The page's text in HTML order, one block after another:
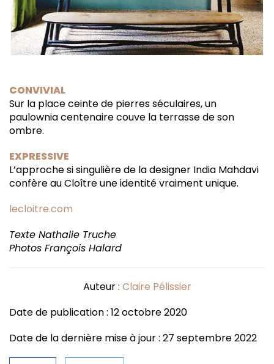
CONVIVIAL
Sur la place ceinte de pierres séculaires, un
paulownia centenaire couve la terrasse de son
ombre.
EXPRESSIVE
L’approche si singulière de la designer India Mahdavi
confère au Cloître une identité vraiment unique.
lecloitre.com
Texte Nathalie Truche
Photos François Halard
Auteur : Claire Pélissier
Date de publication : 12 octobre 2020
Date de la dernière mise à jour : 27 septembre 2022